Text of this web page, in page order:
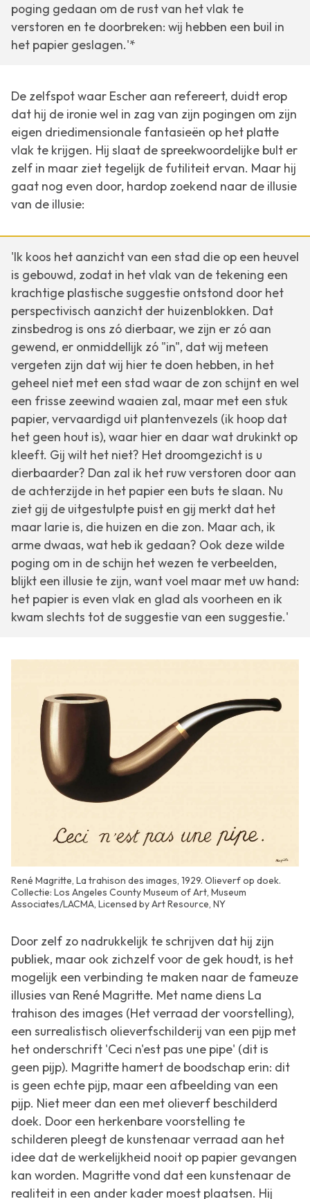
poging gedaan om de rust van het vlak te
verstoren en te doorbreken: wij hebben een buil in
het papier geslagen.'*
De zelfspot waar Escher aan refereert, duidt erop
dat hij de ironie wel in zag van zijn pogingen om zijn
eigen driedimensionale fantasieën op het platte
vlak te krijgen. Hij slaat de spreekwoordelijke bult er
zelf in maar ziet tegelijk de futiliteit ervan. Maar hij
gaat nog even door, hardop zoekend naar de illusie
van de illusie:
'Ik koos het aanzicht van een stad die op een heuvel
is gebouwd, zodat in het vlak van de tekening een
krachtige plastische suggestie ontstond door het
perspectivisch aanzicht der huizenblokken. Dat
zinsbedrog is ons zó dierbaar, we zijn er zó aan
gewend, er onmiddellijk zó "in", dat wij meteen
vergeten zijn dat wij hier te doen hebben, in het
geheel niet met een stad waar de zon schijnt en wel
een frisse zeewind waaien zal, maar met een stuk
papier, vervaardigd uit plantenvezels (ik hoop dat
het geen hout is), waar hier en daar wat drukinkt op
kleeft. Gij wilt het niet? Het droomgezicht is u
dierbaarder? Dan zal ik het ruw verstoren door aan
de achterzijde in het papier een buts te slaan. Nu
ziet gij de uitgestulpte puist en gij merkt dat het
maar larie is, die huizen en die zon. Maar ach, ik
arme dwaas, wat heb ik gedaan? Ook deze wilde
poging om in de schijn het wezen te verbeelden,
blijkt een illusie te zijn, want voel maar met uw hand:
het papier is even vlak en glad als voorheen en ik
kwam slechts tot de suggestie van een suggestie.'
René Magritte, La trahison des images, 1929. Olieverf op doek.
Collectie: Los Angeles County Museum of Art, Museum
Associates/LACMA, Licensed by Art Resource, NY
Door zelf zo nadrukkelijk te schrijven dat hij zijn
publiek, maar ook zichzelf voor de gek houdt, is het
mogelijk een verbinding te maken naar de fameuze
illusies van René Magritte. Met name diens La
trahison des images (Het verraad der voorstelling),
een surrealistisch olieverfschilderij van een pijp met
het onderschrift 'Ceci n'est pas une pipe' (dit is
geen pijp). Magritte hamert de boodschap erin: dit
is geen echte pijp, maar een afbeelding van een
pijp. Niet meer dan een met olieverf beschilderd
doek. Door een herkenbare voorstelling te
schilderen pleegt de kunstenaar verraad aan het
idee dat de werkelijkheid nooit op papier gevangen
kan worden. Magritte vond dat een kunstenaar de
realiteit in een ander kader moest plaatsen. Hij